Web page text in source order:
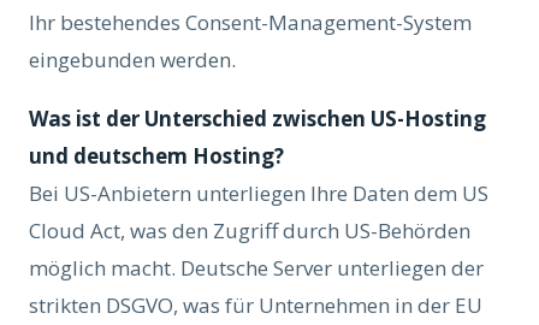
Ihr bestehendes Consent-Management-System
eingebunden werden.
Was ist der Unterschied zwischen US-Hosting
und deutschem Hosting?
Bei US-Anbietern unterliegen Ihre Daten dem US
Cloud Act, was den Zugriff durch US-Behörden
möglich macht. Deutsche Server unterliegen der
strikten DSGVO, was für Unternehmen in der EU